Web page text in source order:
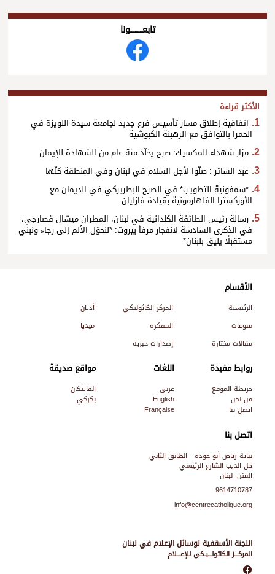
تابعــــــــــونا
الأكثر قراءة
اتفاقية إطلاق مسار تأسيس فرع جديد لجامعة سيدة اللويزة في
الحمرا بالتوافق مع الرهبنة الكبوشية
مزار شهداء المكسيك: صرح يخلّد مئة عام من الشهادة للإيمان
عبد الساتر : صلّوا لأجل السلام في لبنان وفي المنطقة كلّها
*سمفونية التطويب* في الصرح البطريركي في الديمان مع
الأوركسترا الفلهارمونية بقيادة فازليان
رسالة رئيس الطائفة الكلدانية في لبنان، المطران ميشال قصارجي،
في الذكرى السادسة لانفجار مرفأ بيروت: *لنحوّل الألم إلى رجاء ونبني
مستقبلًا يليق بلبنان*
اللجنة الأسقفية لوسائل الإعلام في لبنان
المركـــز الكاثولـــيـكي للإعـــلام
اتصل بنا
بناية رياض أبو جودة - الطابق الثاني
جل الديب الشارع الرئيسي
المتن, لبنان
9614710787
info@centrecatholique.org
الأقسام
الرئيسية المركز الكاثوليكي
أديان
منوعات
المفكرة
ميديا
مقالات مختارة
إصدارات حبرية
روابط مفيدة
خريطة الموقع
من نحن
اتصل بنا
اللغات
عربي
English
Française
مواقع صديقة
الفاتيكان
بكركي